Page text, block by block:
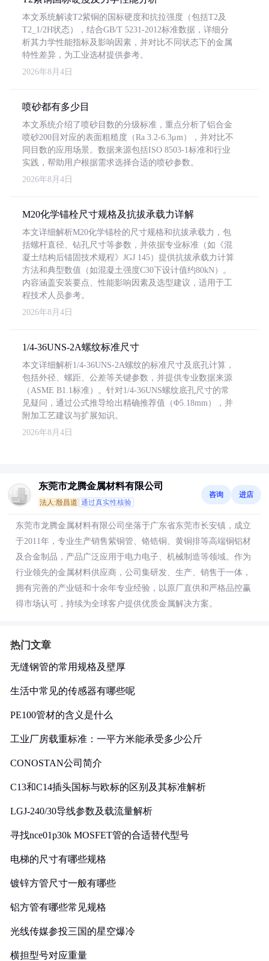
本文系统解读T2紫铜的国标硬度和抗拉强度（包括T2及
T2_1/2H状态），结合GB/T 5231-2012标准数据，详细分
析其力学性能指标及影响因素，并对比不同状态下的金属
特性差异，为工业选材提供参考。
2026年8月4日
喷砂都有多少目
本文系统介绍了喷砂目数的分级标准，重点分析了铝合金
喷砂200目对应的表面粗糙度（Ra 3.2-6.3μm），并对比不
同目数的应用场景。数据来源包括ISO 8503-1标准和行业
实践，帮助用户根据需求选择合适的喷砂参数。
2026年8月4日
M20化学锚栓尺寸规格及抗拔承载力详解
本文详细解析M20化学锚栓的尺寸规格和抗拔承载力，包
括螺杆直径、钻孔尺寸等参数，并依据专业标准（如《混
凝土结构后锚固技术规程》JGJ 145）提供抗拔承载力计算
方法和典型数值（如混凝土强度C30下设计值约80kN）。
内容涵盖安装要点、性能影响因素及选型建议，适用于工
程技术人员参考。
2026年8月4日
1/4-36UNS-2A螺纹标准尺寸
本文详细解析1/4-36UNS-2A螺纹的标准尺寸及底孔计算，
包括外径、螺距、公差等关键参数，并提供专业数据来源
（ASME B1.1标准）。针对1/4-36UNS螺纹底孔尺寸的常
见疑问，通过公式推导给出精确推荐值（Φ5.18mm），并
附加工艺建议与扩展知识。
2026年8月4日
东莞市龙腾金属材料有限公司
法人:殷昌道 通过真实性核验
咨询 进店
东莞市龙腾金属材料有限公司坐落于广东省东莞市长安镇，成立
于2011年，专业生产销售紫铜管、铬锆铜、黄铜排等高端铜铝材
及合金制品，产品广泛应用于电力电子、机械制造等领域。作为
行业领先的金属材料供应商，公司集研发、生产、销售于一体，
拥有完善的产业链和十余年专业经验，以原厂直供和严格品控赢
得市场认可，持续为全球客户提供优质金属解决方案。
热门文章
无缝钢管的常用规格及壁厚
生活中常见的传感器有哪些呢
PE100管材的含义是什么
工业厂房载重标准：一平方米能承受多少公斤
CONOSTAN公司简介
C13和C14插头国标与欧标的区别及其标准解析
LGJ-240/30导线参数及载流量解析
寻找nce01p30k MOSFET管的合适替代型号
电梯的尺寸有哪些规格
镀锌方管尺寸一般有哪些
铝方管有哪些常见规格
光线传媒参投三国的星空爆冷
横担型号对应重量